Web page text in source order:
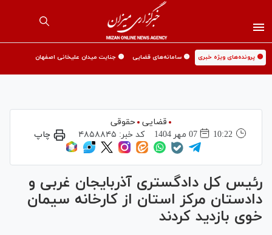
🟡 پرونده‌های ویژه خبری 🟡 سامانه‌های قضایی 🟡 جنایت میدان علیخانی اصفهان
قضایی حقوقی
10:22
07 مهر 1404 کد خبر: ۴۸۵۸۸۴۵ چاپ
رئیس کل دادگستری آذربایجان غربی و
دادستان مرکز استان از کارخانه سیمان
خوی بازدید کردند